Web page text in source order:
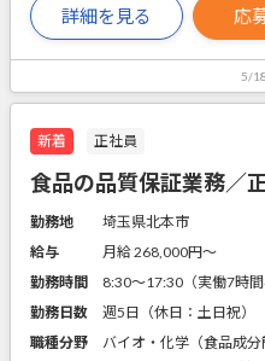
詳細を見る 応
5/
新着 正社員
食品の品質保証業務／
勤務地
埼玉県北本市
給与
月給 268,000円〜
勤務時間
8:30～17:30（実働7時間
勤務日数
週5日（休日：土日祝）
職種分野
バイオ・化学（食品成